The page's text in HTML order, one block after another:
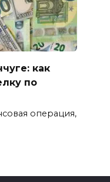
как
по
операция,